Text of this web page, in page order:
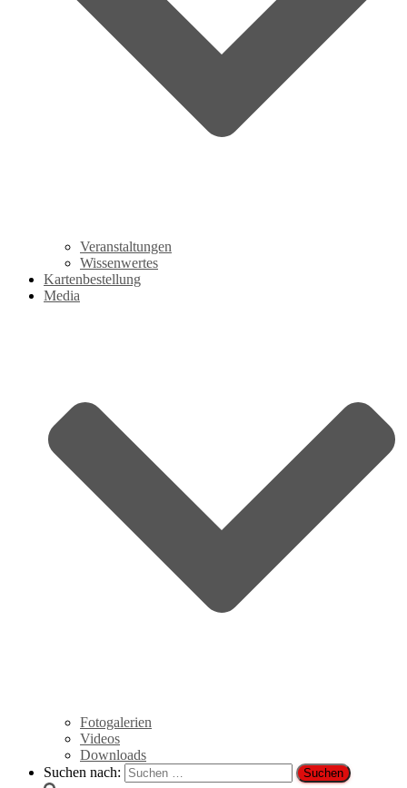
Veranstaltungen
Wissenwertes
Kartenbestellung
Media
Fotogalerien
Videos
Downloads
Suchen nach: